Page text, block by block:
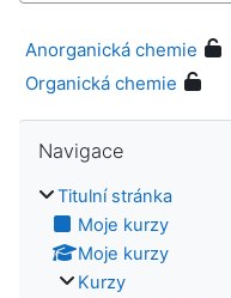
Anorganická chemie
Organická chemie
Navigace
Titulní stránka
Moje kurzy
Moje kurzy
Kurzy